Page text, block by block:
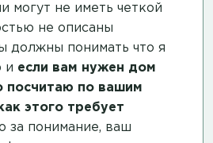
могут не иметь четкой
не описаны
должны понимать что я
и если вам нужен дом
посчитаю по вашим
этого требует
за понимание, ваш